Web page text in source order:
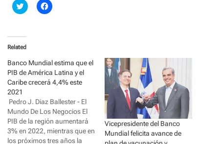
C
l
t
o
s
a
r
e
o
n
w
i
t
t
e
r
(
C
l
a
r
e
o
n
a
c
e
b
o
o
k
Related
Banco Mundial estima que el
PIB de América Latina y el
Caribe crecerá 4,4% este
2021
Pedro J. Diaz Ballester - El
Mundo De Los Negocios El
PIB de la región aumentará
3% en 2022, mientras que en
los próximos tres años la
Vicepresidente del Banco
Mundial felicita avance de